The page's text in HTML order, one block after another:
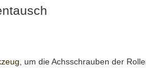
, um die Achsschrauben der